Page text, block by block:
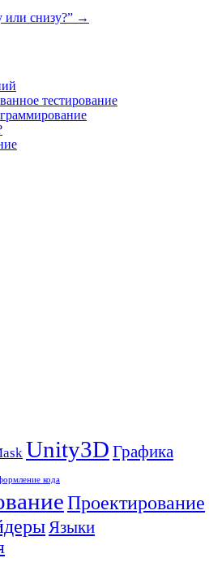
или снизу?” →
тестирование
Unity3D Графика
кода
Проектирование
Языки